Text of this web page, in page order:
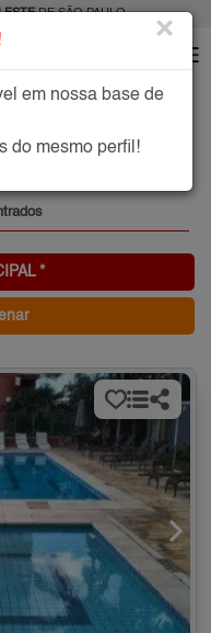
DE SÃO PAULO
*
×
em nossa base de
do mesmo perfil!